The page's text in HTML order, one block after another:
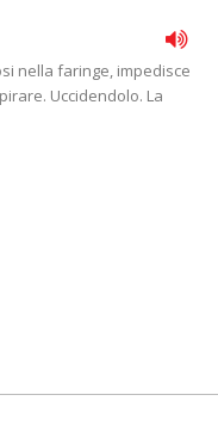
nella faringe, impedisce
Uccidendolo. La